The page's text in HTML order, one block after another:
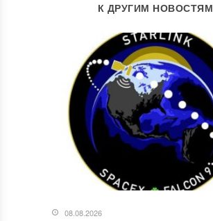
К ДРУГИМ НОВОСТЯМ
08.08.2026